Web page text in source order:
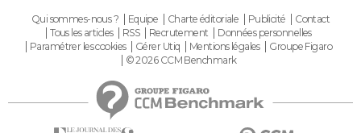
Qui sommes-nous ? Equipe Charte éditoriale Publicité
Contact
Tous les articles
RSS Recrutement
Données personnelles
Paramétrer les cookies
Gérer Utiq Mentions légales
Groupe Figaro
© 2026 CCM Benchmark